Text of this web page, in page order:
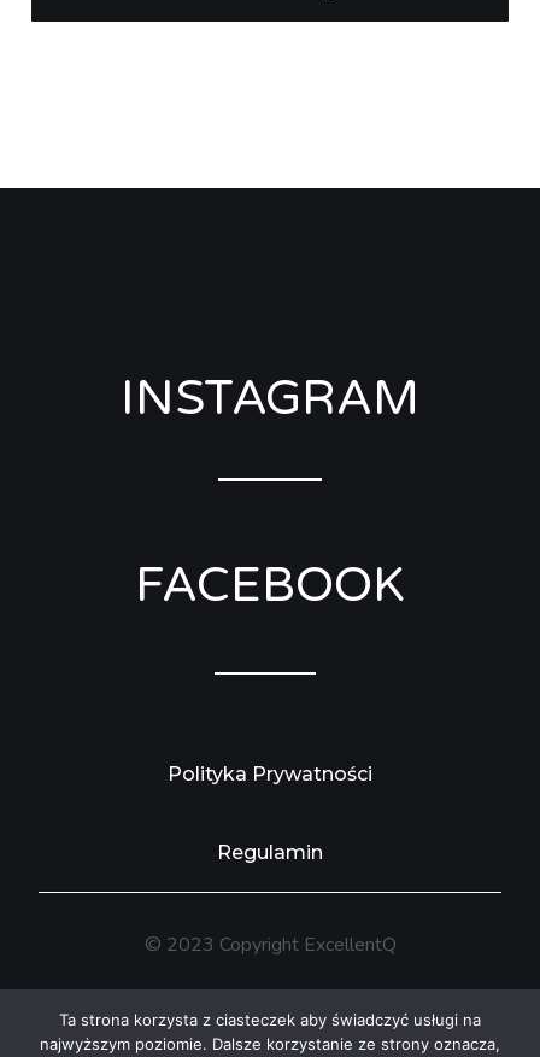
INSTAGRAM
FACEBOOK
Polityka Prywatności
Regulamin
© 2023 Copyright ExcellentQ
Wykonanie:
Ta strona korzysta z ciasteczek aby świadczyć usługi na
najwyższym poziomie. Dalsze korzystanie ze strony oznacza,